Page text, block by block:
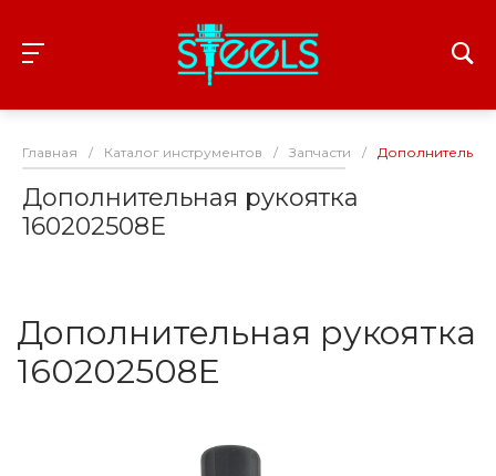
Главная / Каталог инструментов / Запчасти /
Дополнительная рукоятка
160202508E
Дополнительная рукоятка
160202508E